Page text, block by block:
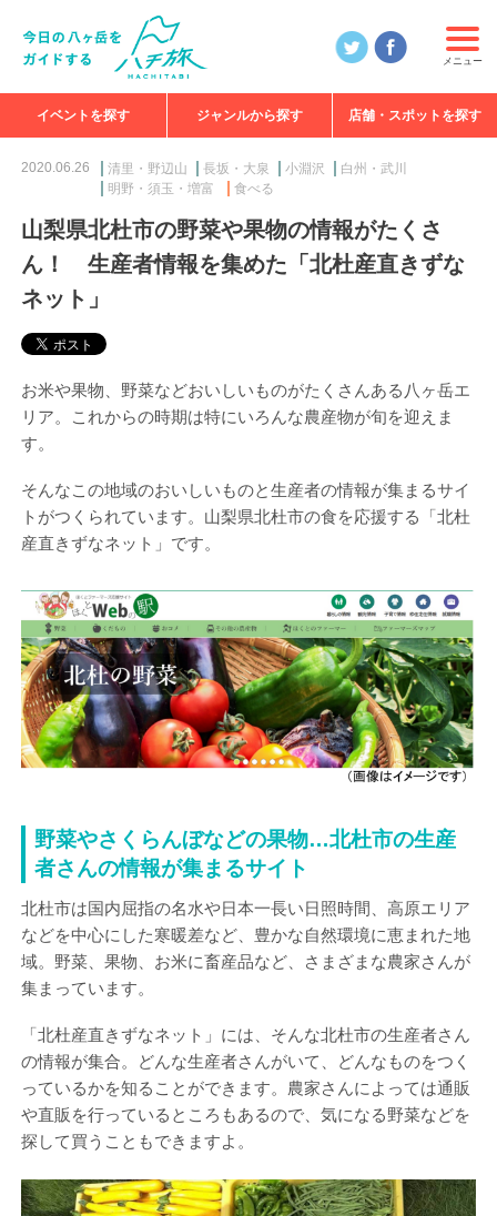
メニュー
イベントを探す ジャンルから探す 店舗・スポットを探す
2020.06.26 清里・野辺山 長坂・大泉 小淵沢
白州・武川
明野・須玉・増富
食べる
山梨県北杜市の野菜や果物の情報がたくさ
ん！ 生産者情報を集めた「北杜産直きずな
ネット」
お米や果物、野菜などおいしいものがたくさんある八ヶ岳エ
リア。これからの時期は特にいろんな農産物が旬を迎えま
す。
そんなこの地域のおいしいものと生産者の情報が集まるサイ
トがつくられています。山梨県北杜市の食を応援する「北杜
産直きずなネット」です。
野菜やさくらんぼなどの果物…北杜市の生産
者さんの情報が集まるサイト
北杜市は国内屈指の名水や日本一長い日照時間、高原エリア
などを中心にした寒暖差など、豊かな自然環境に恵まれた地
域。野菜、果物、お米に畜産品など、さまざまな農家さんが
集まっています。
「北杜産直きずなネット」には、そんな北杜市の生産者さん
の情報が集合。どんな生産者さんがいて、どんなものをつく
っているかを知ることができます。農家さんによっては通販
や直販を行っているところもあるので、気になる野菜などを
探して買うこともできますよ。